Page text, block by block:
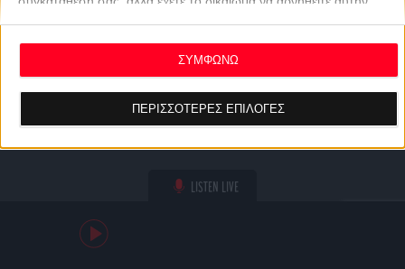
ανακαλέσετε τη συγκατάθεσή σας ανά πάσα στιγμή
επιστρέφοντας σε αυτόν τον ιστότοπο και κάνοντας κλικ στο
κουμπί "Απορρήτου" στο κάτω μέρος της ιστοσελίδας.
ΠΕΡΙΣΣΟΤΕΡΕΣ ΕΠΙΛΟΓΕΣ
ΣΥΜΦΩΝΩ
LISTEN LIVE